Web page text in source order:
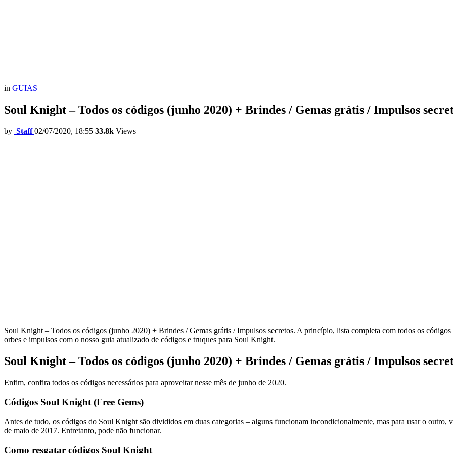
in GUIAS
Soul Knight – Todos os códigos (junho 2020) + Brindes / Gemas grátis / Impulsos
by Staff 02/07/2020, 18:55 33.8k Views
Soul Knight – Todos os códigos (junho 2020) + Brindes / Gemas grátis / Impulsos secretos. A princípio, lista completa com todos os
orbes e impulsos com o nosso guia atualizado de códigos e truques para Soul Knight.
Soul Knight – Todos os códigos (junho 2020) + Brindes / Gemas grátis / Impulsos
Enfim, confira todos os códigos necessários para aproveitar nesse mês de junho de 2020.
Códigos Soul Knight (Free Gems)
Antes de tudo, os códigos do Soul Knight são divididos em duas categorias – alguns funcionam incondicionalmente, mas para usar o outro,
de maio de 2017. Entretanto, pode não funcionar.
Como resgatar códigos Soul Knight